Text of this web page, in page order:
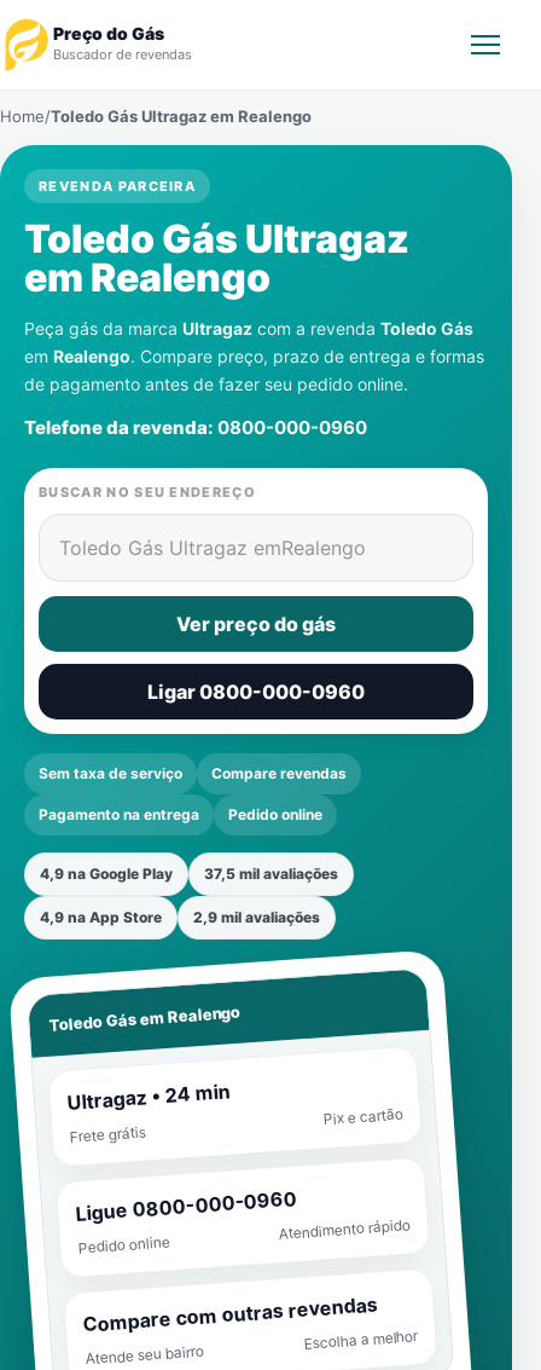
Preço do Gás
Buscador de revendas
Revendedor
Notícias
Cadastre-se
Gás
Home/Toledo Gás Ultragaz em Realengo
REVENDA PARCEIRA
Toledo Gás Ultragaz
em Realengo
Peça gás da marca Ultragaz com a revenda Toledo Gás
em Realengo. Compare preço, prazo de entrega e formas
de pagamento antes de fazer seu pedido online.
Telefone da revenda: 0800-000-0960
BUSCAR NO SEU ENDEREÇO
Toledo Gás Ultragaz emRealengo
Ver preço do gás
Ligar 0800-000-0960
Sem taxa de serviço Compare revendas
Pagamento na entrega Pedido online
4,9 na Google Play 37,5 mil avaliações
4,9 na App Store 2,9 mil avaliações
Toledo Gás emRealengo
Ultragaz • 24 min
Frete grátis
Pix e cartão
Ligue 0800-000-0960
Pedido online
Atendimento rápido
Compare com outras revendas
Atende seu bairro
Escolha a melhor